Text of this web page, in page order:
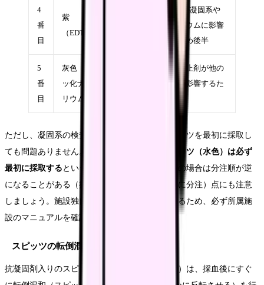
4
番
目
紫
（EDTA）
EDTAが凝固系や
カルシウムに影響
するため後半
5
番
目
灰色（フ
ッ化ナト
リウム）
解糖阻止剤が他の
検査に影響するた
め最後
ただし、凝固系の検査がない場合は、血清スピッツを最初に採取し
ても問題ありません。重要なのは、
凝固系スピッツ（水色）は必ず
最初に採取する という原則です。シリンジ採血の場合は分注順が逆
になることがある（抗凝固剤入りスピッツを先に分注）点にも注意
しましょう。施設独自のルールがある場合もあるため、必ず所属施
設のマニュアルを確認してください。
スピッツの転倒混和の重要性
抗凝固剤入りのスピッツ（水色・紫・灰色など）は、採血後にすぐ